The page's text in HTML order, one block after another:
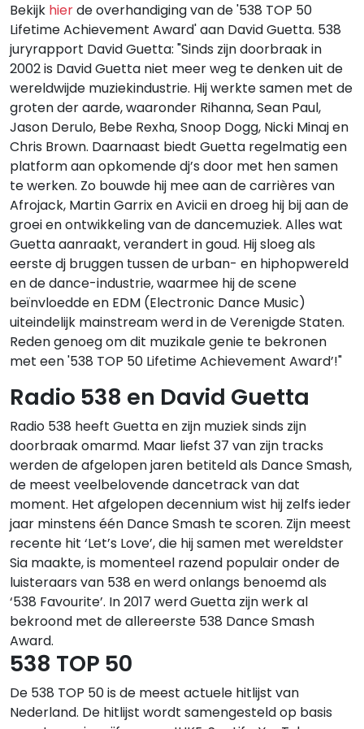
Bekijk hierde overhandiging van de '538 TOP 50
Lifetime Achievement Award' aan David Guetta. 538
juryrapport David Guetta: "Sinds zijn doorbraak in
2002 is David Guetta niet meer weg te denken uit de
wereldwijde muziekindustrie. Hij werkte samen met de
groten der aarde, waaronder Rihanna, Sean Paul,
Jason Derulo, Bebe Rexha, Snoop Dogg, Nicki Minaj en
Chris Brown. Daarnaast biedt Guetta regelmatig een
platform aan opkomende dj’s door met hen samen
te werken. Zo bouwde hij mee aan de carrières van
Afrojack, Martin Garrix en Avicii en droeg hij bij aan de
groei en ontwikkeling van de dancemuziek. Alles wat
Guetta aanraakt, verandert in goud. Hij sloeg als
eerste dj bruggen tussen de urban- en hiphopwereld
en de dance-industrie, waarmee hij de scene
beïnvloedde en EDM (Electronic Dance Music)
uiteindelijk mainstream werd in de Verenigde Staten.
Reden genoeg om dit muzikale genie te bekronen
met een '538 TOP 50 Lifetime Achievement Award’!"
Radio 538 en David Guetta
Radio 538 heeft Guetta en zijn muziek sinds zijn
doorbraak omarmd. Maar liefst 37 van zijn tracks
werden de afgelopen jaren betiteld als Dance Smash,
de meest veelbelovende dancetrack van dat
moment. Het afgelopen decennium wist hij zelfs ieder
jaar minstens één Dance Smash te scoren. Zijn meest
recente hit ‘Let’s Love’, die hij samen met wereldster
Sia maakte, is momenteel razend populair onder de
luisteraars van 538 en werd onlangs benoemd als
‘538 Favourite’. In 2017 werd Guetta zijn werk al
bekroond met de allereerste 538 Dance Smash
Award.
538 TOP 50
De 538 TOP 50 is de meest actuele hitlijst van
Nederland. De hitlijst wordt samengesteld op basis